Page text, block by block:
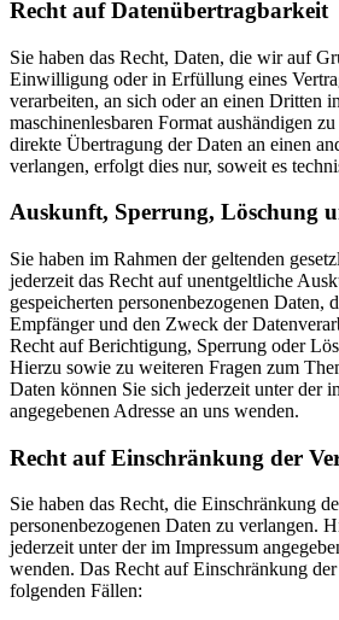
Recht auf Datenübertragbarkeit
Sie haben das Recht, Daten, die wir auf
Einwilligung oder in Erfüllung eines
verarbeiten, an sich oder an einen Dritten
maschinenlesbaren Format aushändigen
direkte Übertragung der Daten an einen
verlangen, erfolgt dies nur, soweit es
Auskunft, Sperrung, Löschung
Sie haben im Rahmen der geltenden
jederzeit das Recht auf unentgeltliche
gespeicherten personenbezogenen Daten,
Empfänger und den Zweck der
Recht auf Berichtigung, Sperrung oder
Hierzu sowie zu weiteren Fragen zum
Daten können Sie sich jederzeit unter der
angegebenen Adresse an uns wenden.
Recht auf Einschränkung der
Sie haben das Recht, die Einschränkung
personenbezogenen Daten zu verlangen.
jederzeit unter der im Impressum
wenden. Das Recht auf Einschränkung
folgenden Fällen: